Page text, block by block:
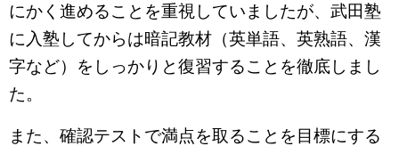
にかく進めることを重視していましたが、武田塾
に入塾してからは暗記教材（英単語、英熟語、漢
字など）をしっかりと復習することを徹底しまし
た。
また、確認テストで満点を取ることを目標にする